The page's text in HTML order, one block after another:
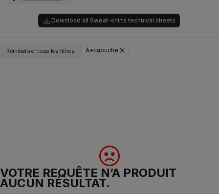
Download all Sweat-shirts technical sheets
Réinitialiser tous les filtres À+capuche
VOTRE REQUÊTE N’A PRODUIT
AUCUN RÉSULTAT.